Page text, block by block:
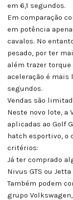
em 6,1 segundos.
Em comparação
em potência
cavalos. No
pesado, por ter
além trazer torque
aceleração é mais
segundos.
Vendas são
Neste novo lote, a
aplicadas ao Golf
hatch esportivo, o
critérios:
Já ter comprado
Nivus GTS ou Jetta
Também podem
grupo